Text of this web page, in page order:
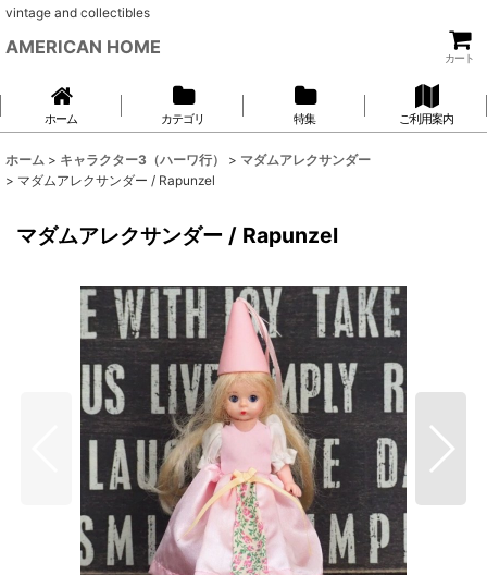
vintage and collectibles
AMERICAN HOME
カート
ホーム カテゴリ 特集 ご利用案内
ホーム > キャラクター3（ハーワ行） > マダムアレクサンダー
> マダムアレクサンダー / Rapunzel
マダムアレクサンダー / Rapunzel